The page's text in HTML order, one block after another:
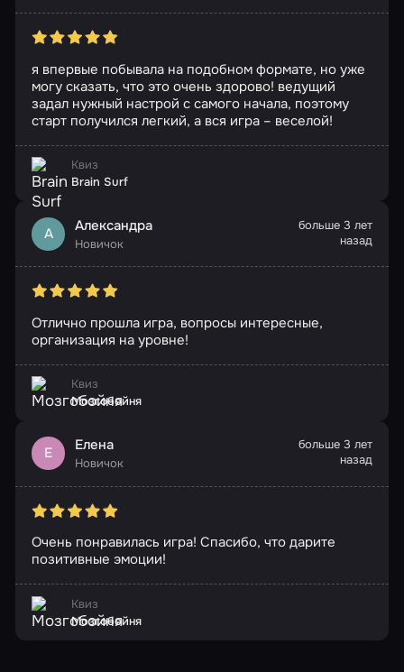
я впервые побывала на подобном формате, но уже
могу сказать, что это очень здорово! ведущий
задал нужный настрой с самого начала, поэтому
старт получился легкий, а вся игра – веселой!
Квиз
Brain Surf
А Александра
Новичок
больше 3 лет
назад
Отлично прошла игра, вопросы интересные,
организация на уровне!
Квиз
Мозгобойня
Е Елена
Новичок
больше 3 лет
назад
Очень понравилась игра! Спасибо, что дарите
позитивные эмоции!
Квиз
Мозгобойня